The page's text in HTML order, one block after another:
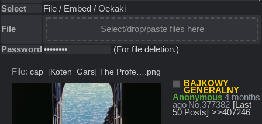
Select File / Embed / Oekaki
File Select/drop/paste files here
Password (For file deletion.)
File: cap_[Koten_Gars] The Profe….png
BAJKOWY
GENERALNY
Anonymous 4 months
ago No.377382 [Last
50 Posts] >>407246